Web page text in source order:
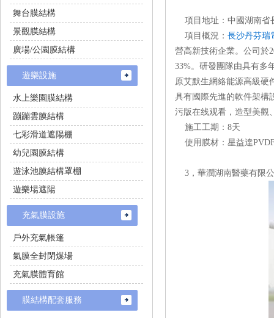
項目地址：中國湖南
項目概況： 長沙丹芬瑞
營高新技術企業。公司於
33%。研發團隊由具有
原艾默生網絡能源高級硬件
具有國際先進的軟件架構
污版在线观看，造型美觀
施工工期：8天
使用膜材：星益達
3，華潤湖南醫藥有限
舞台膜結構
景觀膜結構
廣場/公園膜結構
遊樂設施
水上樂園膜結構
蹦蹦雲膜結構
七彩滑道遮陽棚
幼兒園膜結構
遊泳池膜結構罩棚
遊樂場遮陽
充氣膜設施
戶外充氣帳篷
氣膜全封閉煤場
充氣膜體育館
膜結構配套服務